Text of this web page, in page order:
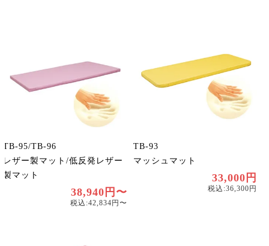
TB-95/TB-96
レザー製マット/低反発レザー
製マット
38,940円〜
税込:42,834円〜
TB-93
マッシュマット
33,000円
税込:36,300円